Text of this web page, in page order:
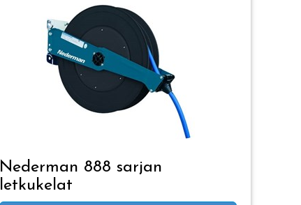
Nederman 888 sarjan
letkukelat